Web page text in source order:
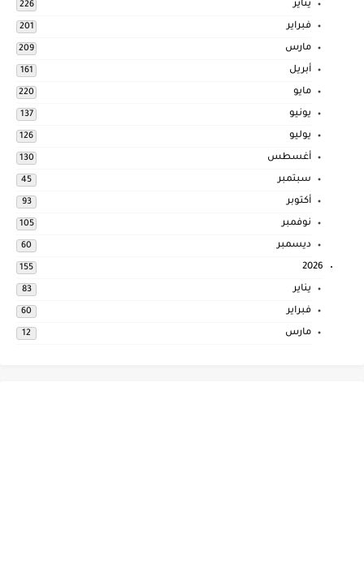
يناير 226
فبراير 201
مارس 209
أبريل 161
مايو 220
يونيو 137
يوليو 126
أغسطس 130
سبتمبر 45
أكتوبر 93
نوفمبر 105
ديسمبر 60
2026
155
يناير 83
فبراير 60
مارس 12